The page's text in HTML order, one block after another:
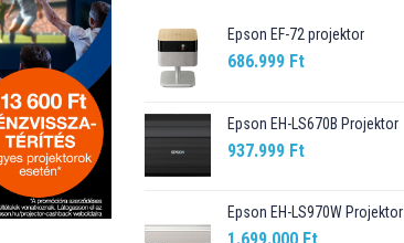
Epson EF-72 projektor
686.999 Ft
Epson EH-LS670B Projektor
937.999 Ft
Epson EH-LS970W Projektor